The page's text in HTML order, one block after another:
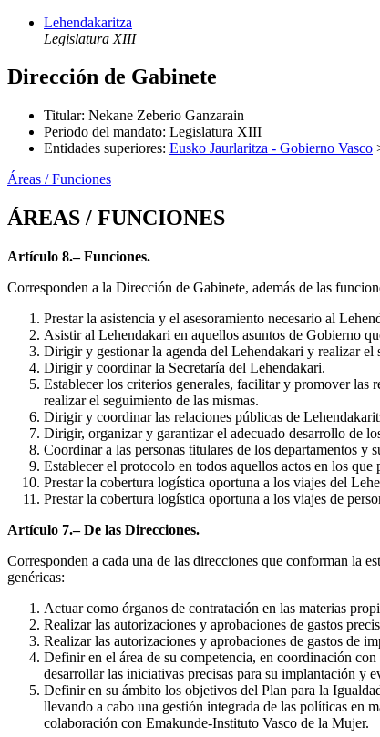
Lehendakaritza
Legislatura XIII
Dirección de Gabinete
Titular: Nekane Zeberio Ganzarain
Periodo del mandato: Legislatura XIII
Entidades superiores: Eusko Jaurlaritza - Gobierno Vasco
Áreas / Funciones
ÁREAS / FUNCIONES
Artículo 8.– Funciones.
Corresponden a la Dirección de Gabinete, además de las
Prestar la asistencia y el asesoramiento necesario al
Asistir al Lehendakari en aquellos asuntos de Gobierno
Dirigir y gestionar la agenda del Lehendakari y realizar
Dirigir y coordinar la Secretaría del Lehendakari.
Establecer los criterios generales, facilitar y promover las
realizar el seguimiento de las mismas.
Dirigir y coordinar las relaciones públicas de
Dirigir, organizar y garantizar el adecuado desarrollo de
Coordinar a las personas titulares de los departamentos y
Establecer el protocolo en todos aquellos actos en los
Prestar la cobertura logística oportuna a los viajes del
Prestar la cobertura logística oportuna a los viajes de
Artículo 7.– De las Direcciones.
Corresponden a cada una de las direcciones que conforman la
genéricas:
Actuar como órganos de contratación en las materias
Realizar las autorizaciones y aprobaciones de gastos
Realizar las autorizaciones y aprobaciones de gastos de
Definir en el área de su competencia, en coordinación
desarrollar las iniciativas precisas para su implantación y
Definir en su ámbito los objetivos del Plan para la
llevando a cabo una gestión integrada de las políticas en
colaboración con Emakunde-Instituto Vasco de la Mujer.